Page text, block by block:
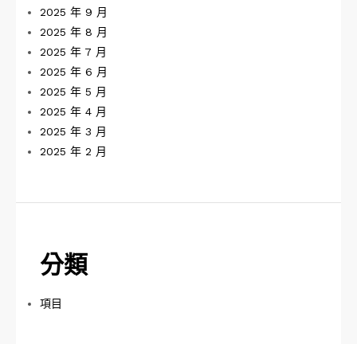
2025 年 9 月
2025 年 8 月
2025 年 7 月
2025 年 6 月
2025 年 5 月
2025 年 4 月
2025 年 3 月
2025 年 2 月
分類
項目